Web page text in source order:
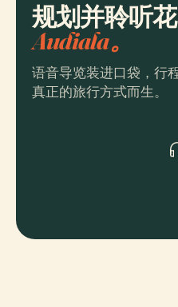
规划并聆听
Audiala。
语音导览装进口袋，行
真正的旅行方式而生。